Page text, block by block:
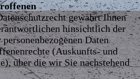
gewährt Ihnen
hinsichtlich der
Daten
(Auskunfts- und
über die wir Sie nachstehend